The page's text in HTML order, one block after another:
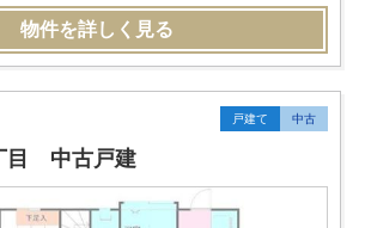
物件を詳しく見る
戸建て 中古
目 中古戸建